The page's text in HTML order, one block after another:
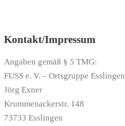
Kontakt/Impressum
Angaben gemäß § 5 TMG:
FUSS e. V. – Ortsgruppe Esslingen
Jörg Exner
Krummenackerstr. 148
73733 Esslingen